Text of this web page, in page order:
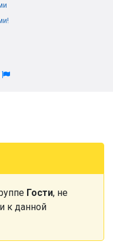
Гости, не
к данной